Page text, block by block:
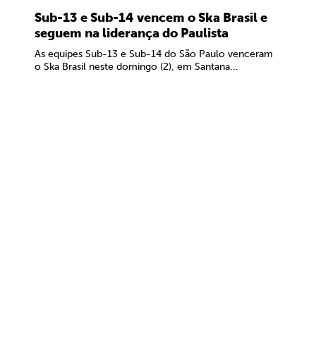
Sub-13 e Sub-14 vencem o Ska Brasil e
seguem na liderança do Paulista
As equipes Sub-13 e Sub-14 do São Paulo venceram
o Ska Brasil neste domingo (2), em Santana...